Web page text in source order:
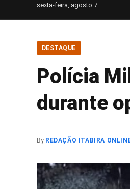
sexta-feira, agosto 7
DESTAQUE
Polícia
durante
By REDAÇÃO ITABIRA